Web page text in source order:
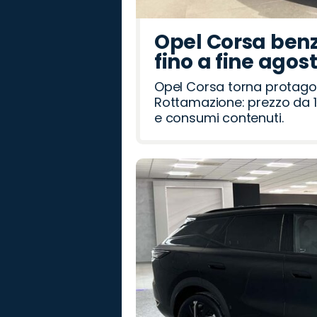
Opel Corsa
fino a fine
Opel Corsa torna
Rottamazione: prezzo da
e consumi contenuti.